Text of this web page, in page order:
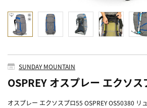
SUNDAY MOUNTAIN
OSPREY オスプレー エクソ
オスプレー エクソスプロ55 OSPREY OS50380 リ